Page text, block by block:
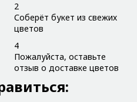
2
Соберёт букет из свежих
цветов
4
Пожалуйста, оставьте
отзыв о доставке цветов